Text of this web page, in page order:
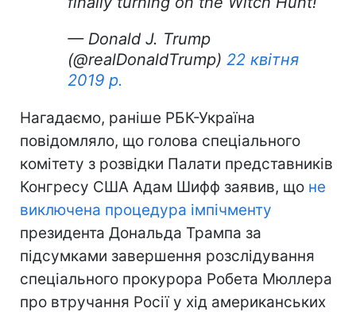
— Donald J. Trump
(@realDonaldTrump) 22 квітня
2019 р.
Нагадаємо, раніше РБК-Україна
повідомляло, що голова спеціального
комітету з розвідки Палати представників
Конгресу США Адам Шифф заявив, що не
виключена процедура імпічменту
президента Дональда Трампа за
підсумками завершення розслідування
спеціального прокурора Робета Мюллера
про втручання Росії у хід американських